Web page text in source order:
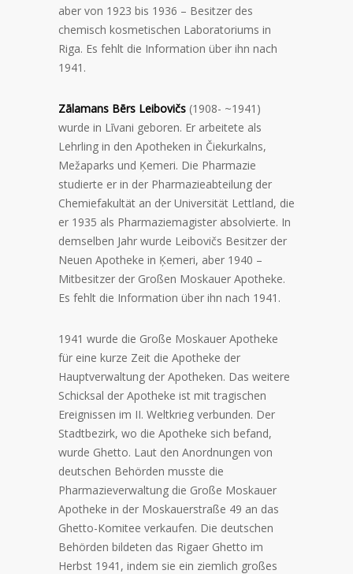
aber von 1923 bis 1936 – Besitzer des
chemisch kosmetischen Laboratoriums in
Riga. Es fehlt die Information über ihn nach
1941.
Zālamans Bērs Leibovičs (1908- ~1941)
wurde in Līvani geboren. Er arbeitete als
Lehrling in den Apotheken in Čiekurkalns,
Mežaparks und Ķemeri. Die Pharmazie
studierte er in der Pharmazieabteilung der
Chemiefakultät an der Universität Lettland, die
er 1935 als Pharmaziemagister absolvierte. In
demselben Jahr wurde Leibovičs Besitzer der
Neuen Apotheke in Ķemeri, aber 1940 –
Mitbesitzer der Großen Moskauer Apotheke.
Es fehlt die Information über ihn nach 1941.
1941 wurde die Große Moskauer Apotheke
für eine kurze Zeit die Apotheke der
Hauptverwaltung der Apotheken. Das weitere
Schicksal der Apotheke ist mit tragischen
Ereignissen im II. Weltkrieg verbunden. Der
Stadtbezirk, wo die Apotheke sich befand,
wurde Ghetto. Laut den Anordnungen von
deutschen Behörden musste die
Pharmazieverwaltung die Große Moskauer
Apotheke in der Moskauerstraße 49 an das
Ghetto-Komitee verkaufen. Die deutschen
Behörden bildeten das Rigaer Ghetto im
Herbst 1941, indem sie ein ziemlich großes